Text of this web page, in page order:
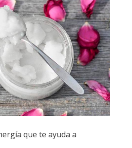
que te ayuda a